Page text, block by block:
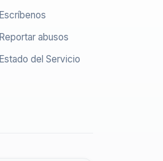
Escríbenos
Reportar abusos
Estado del Servicio